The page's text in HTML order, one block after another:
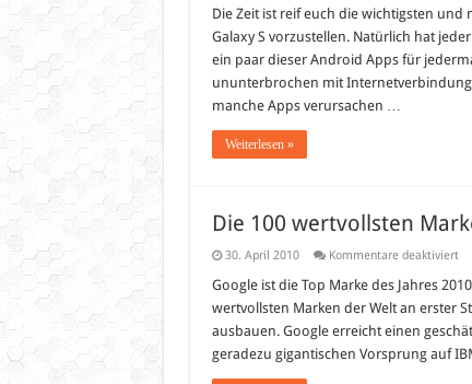
Die Zeit ist reif euch die wichtigsten
Galaxy S vorzustellen. Natürlich hat
ein paar dieser Android Apps für
ununterbrochen mit Internetverbindung
manche Apps verursachen …
Weiterlesen »
Die 100 wertvollsten
30. April 2010 Kommentare deaktiviertfür
100
im
Google ist die Top Marke des Jahres
wertvollsten Marken der Welt an erster
ausbauen. Google erreicht einen
geradezu gigantischen Vorsprung auf